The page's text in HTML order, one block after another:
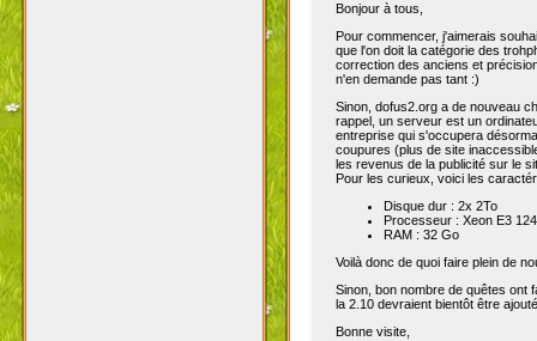
Bonjour à tous,
Pour commencer, j'aimerais
que l'on doit la catégorie des
correction des anciens et
n'en demande pas tant :)
Sinon, dofus2.org a de nouveau
rappel, un serveur est un
entreprise qui s'occupera
coupures (plus de site
les revenus de la publicité sur le
Pour les curieux, voici les
Disque dur : 2x 2To
Processeur : Xeon E3
RAM : 32 Go
Voilà donc de quoi faire plein de
Sinon, bon nombre de quêtes ont
la 2.10 devraient bientôt être
Bonne visite,